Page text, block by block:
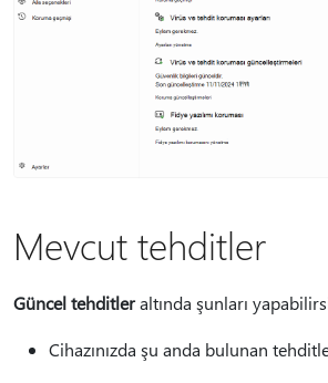
Mevcut tehditler
Güncel tehditleraltında şunları
Cihazınızda şu anda bulunan